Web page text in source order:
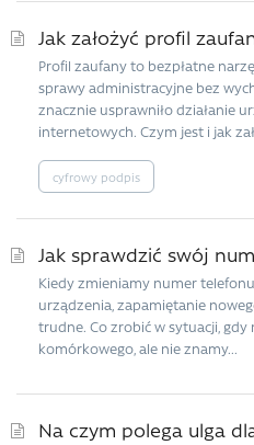
Jak założyć profil
Profil zaufany to bezpłatne
sprawy administracyjne bez
znacznie usprawniło działanie
internetowych. Czym jest i jak
cyfrowy podpis
Jak sprawdzić swój
Kiedy zmieniamy numer
urządzenia, zapamiętanie
trudne. Co zrobić w sytuacji,
komórkowego, ale nie znamy...
Na czym polega ulga